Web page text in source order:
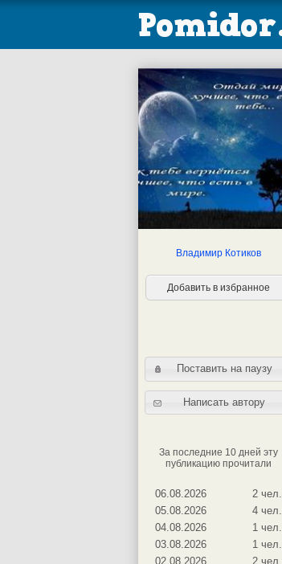
Владимир Котиков
Добавить в избранное
Поставить на паузу
Написать автору
За последние 10 дней эту
публикацию прочитали
06.08.2026
2 чел.
05.08.2026
4 чел.
04.08.2026
1 чел.
03.08.2026
1 чел.
02.08.2026
2 чел.